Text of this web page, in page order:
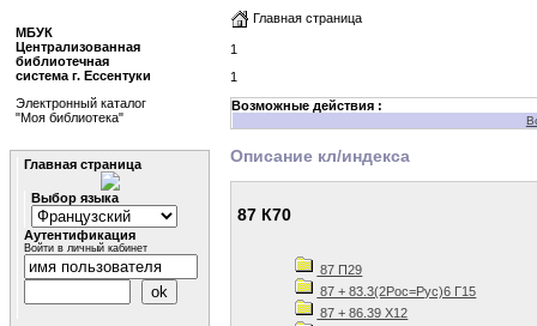
Главная страница
1
1
Возможные действия :
Описание кл/индекса
87 К70
87 П29
87 + 83.3(2Рос=Рус)6 Г15
87 + 86.39 Х12
МБУК
Централизованная
библиотечная
система г. Ессентуки
Электронный каталог
"Моя библиотека"
Главная страница
Выбор языка
Аутентификация
Войти в личный кабинет